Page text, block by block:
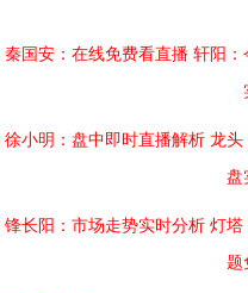
秦国安：在线免费看直播 轩阳：
徐小明：盘中即时直播解析 龙头
盘
锋长阳：市场走势实时分析 灯塔
题